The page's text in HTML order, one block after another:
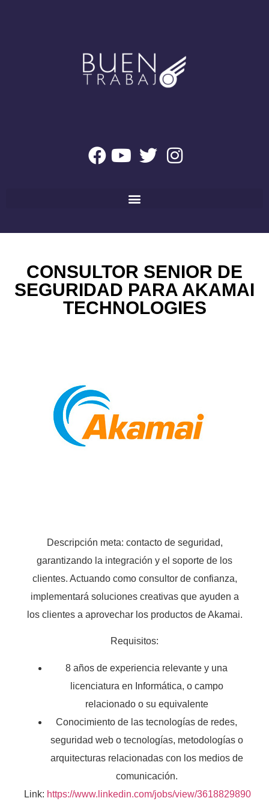
CONSULTOR SENIOR DE
SEGURIDAD PARA AKAMAI
TECHNOLOGIES
Descripción meta: contacto de seguridad,
garantizando la integración y el soporte de los
clientes. Actuando como consultor de confianza,
implementará soluciones creativas que ayuden a
los clientes a aprovechar los productos de Akamai.
Requisitos:
8 años de experiencia relevante y una
licenciatura en Informática, o campo
relacionado o su equivalente
Conocimiento de las tecnologías de redes,
seguridad web o tecnologías, metodologías o
arquitecturas relacionadas con los medios de
comunicación.
Link: https://www.linkedin.com/jobs/view/3618829890